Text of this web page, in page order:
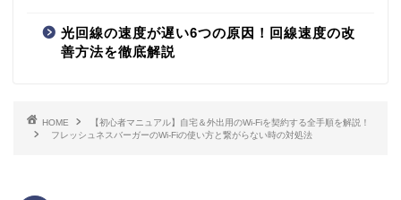
光回線の速度が遅い6つの原因！回線速度の改
善方法を徹底解説
HOME
【初心者マニュアル】自宅＆外出用のWi-Fiを契約する全手順を解説！
フレッシュネスバーガーのWi-Fiの使い方と繋がらない時の対処法